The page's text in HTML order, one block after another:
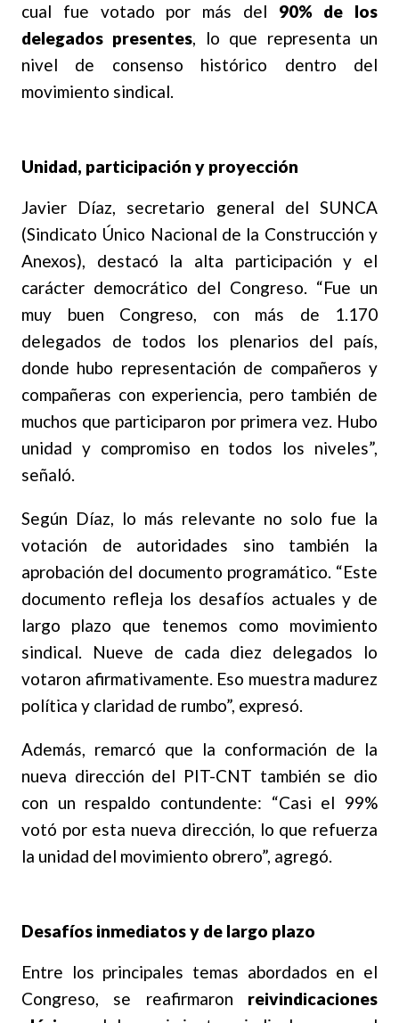
cual fue votado por más del 90% de los
delegados presentes, lo que representa un
nivel de consenso histórico dentro del
movimiento sindical.
Unidad, participación y proyección
Javier Díaz, secretario general del SUNCA
(Sindicato Único Nacional de la Construcción y
Anexos), destacó la alta participación y el
carácter democrático del Congreso. “Fue un
muy buen Congreso, con más de 1.170
delegados de todos los plenarios del país,
donde hubo representación de compañeros y
compañeras con experiencia, pero también de
muchos que participaron por primera vez. Hubo
unidad y compromiso en todos los niveles”,
señaló.
Según Díaz, lo más relevante no solo fue la
votación de autoridades sino también la
aprobación del documento programático. “Este
documento refleja los desafíos actuales y de
largo plazo que tenemos como movimiento
sindical. Nueve de cada diez delegados lo
votaron afirmativamente. Eso muestra madurez
política y claridad de rumbo”, expresó.
Además, remarcó que la conformación de la
nueva dirección del PIT-CNT también se dio
con un respaldo contundente: “Casi el 99%
votó por esta nueva dirección, lo que refuerza
la unidad del movimiento obrero”, agregó.
Desafíos inmediatos y de largo plazo
Entre los principales temas abordados en el
Congreso, se reafirmaron reivindicaciones